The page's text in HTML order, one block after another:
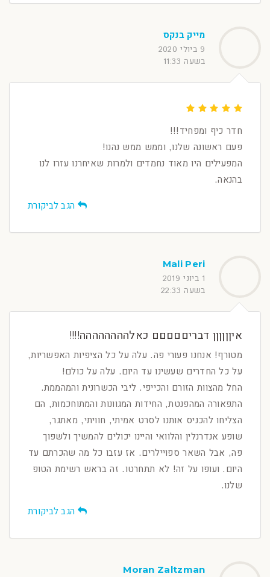
מייק בנקס
9 ביולי 2020
בשעה 11:33
חדר כיף ומפחיד!!!
פעם ראשונה שלנו, וממש ממש נהנו!
המפעילים היו מאוד נחמדים ולמרות שאיחרנו עזרו לנו
בהנאה.
הגב לביקורת
Mali Peri
1 ביוני 2019
בשעה 22:33
איןןןןןן דבריםםםםם כאלהההההההה!!!!
מטורף! אנחנו פעורי פה. עלה על כל הציפיות האפשריות,
על כל החדרים שעשינו עד היום. עלה על כולם!
החל מהצוות הזורם והכייפי. ליבי הכשרונית והמהממת.
התפאורה המהפנטת, החידות המגוונות והמתוחכמות, הם
הצליחו להכניס אותנו לסרט אמיתי, חוויתי, מאתגר,
שופע אנדרנלין והלוואי והיינו יכולים להמשיך ולשפוך
פה, אבל השאר ספויילרים. אז עזבו כל מה שהכרתם עד
היום. ועופו על זה! לא תתחרטו. זה בראש רשימת הטופ
שלנו.
הגב לביקורת
Moran Zaltzman